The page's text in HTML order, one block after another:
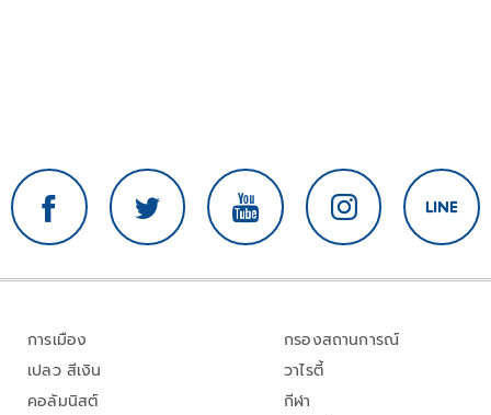
การเมือง
เปลว สีเงิน
คอลัมนิสต์
กรองสถานการณ์
วาไรตี้
กีฬา